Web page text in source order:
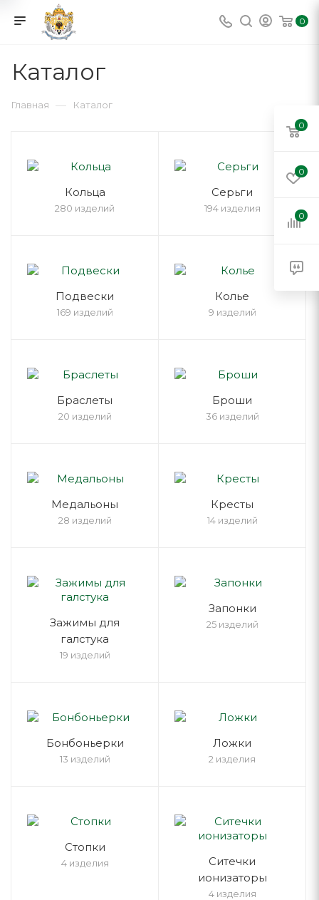
0
Каталог
Главная — Каталог
Кольца
280 изделий
Серьги
194 изделия
Подвески
169 изделий
Колье
9 изделий
Браслеты
20 изделий
Броши
36 изделий
Медальоны
28 изделий
Кресты
14 изделий
Зажимы для
галстука
19 изделий
Запонки
25 изделий
Бонбоньерки
13 изделий
Ложки
2 изделия
Стопки
4 изделия
Ситечки
ионизаторы
4 изделия
0
0
0